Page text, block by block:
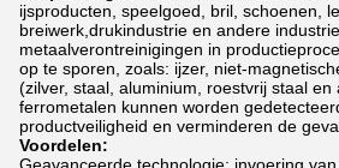
ijsproducten, speelgoed, bril, schoenen,
breiwerk,drukindustrie en andere
metaalverontreinigingen in
op te sporen, zoals: ijzer, niet-
(zilver, staal, aluminium, roestvrij staal en
ferrometalen kunnen worden
productveiligheid en verminderen de
Voordelen: